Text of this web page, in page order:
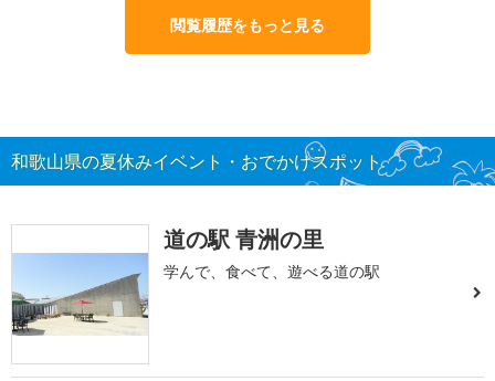
閲覧履歴をもっと見る
和歌山県の夏休みイベント・おでかけスポット
道の駅 青洲の里
学んで、食べて、遊べる道の駅